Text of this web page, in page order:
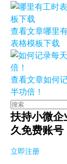
查看文章哪里
表格模板下载
查看文章如何
半功倍！
扶持小微
久免费账号
立即注册